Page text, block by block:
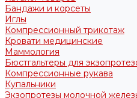
Бандажи и корсеты
Иглы
Компрессионный трикотаж
Кровати медицинские
Маммология
Бюстгальтеры для
Компрессионные рукава
Купальники
Экзопротезы молочной